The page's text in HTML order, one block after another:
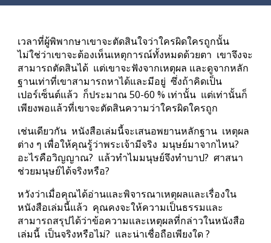
เวลาที่ผู้พิพากษาเขาจะตัดสินใจว่าใครผิดใครถูกนั้น
ไม่ใช่ว่าเขาจะต้องเห็นเหตุการณ์ทั้งหมดด้วยตา  เขาจึงจะ
สามารถตัดสินได้  แต่เขาจะฟังจากเหตุผล และดูจากหลัก
ฐานเท่าที่เขาสามารถหาได้และมีอยู่  ซึ่งถ้าคิดเป็น
เปอร์เซ็นต์แล้ว  ก็ประมาณ 50-60 % เท่านั้น  แต่เท่านั้นก็
เพียงพอแล้วที่เขาจะตัดสินความว่าใครผิดใครถูก
เช่นเดียวกัน  หนังสือเล่มนี้จะเสนอพยานหลักฐาน  เหตุผล
ต่าง ๆ เพื่อให้คุณรู้ว่าพระเจ้ามีจริง  มนุษย์มาจากไหน?
อะไรคือวิญญาณ?  แล้วทำไมมนุษย์จึงทำบาป?  ศาสนา
ช่วยมนุษย์ได้จริงหรือ?
หวังว่าเมื่อคุณได้อ่านและพิจารณาเหตุผลและเรื่องใน
หนังสือเล่มนี้แล้ว  คุณคงจะให้ความเป็นธรรมและ
สามารถสรุปได้ว่าข้อความและเหตุผลที่กล่าวในหนังสือ
เล่มนี้  เป็นจริงหรือไม่?  และน่าเชื่อถือเพียงใด ?